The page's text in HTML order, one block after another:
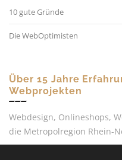
10 gute Gründe
Die WebOptimisten
Über 15 Jahre
Webprojekten
Webdesign, Onlineshops,
die Metropolregion Rhein-